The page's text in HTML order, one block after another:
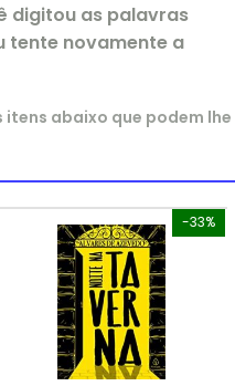
digitou as palavras
tente novamente a
itens abaixo que podem lhe
-33%